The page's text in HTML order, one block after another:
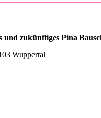
und zukünftiges Pina
Wuppertal